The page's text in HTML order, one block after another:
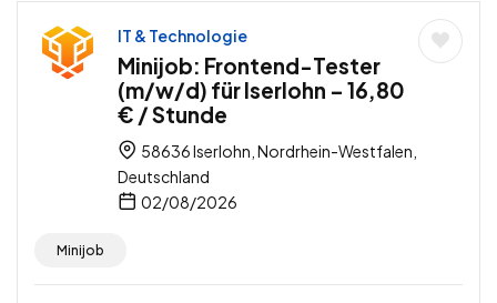
IT & Technologie
Minijob: Frontend-Tester
(m/w/d) für Iserlohn – 16,80
€ / Stunde
58636 Iserlohn, Nordrhein-Westfalen,
Deutschland
02/08/2026
Minijob